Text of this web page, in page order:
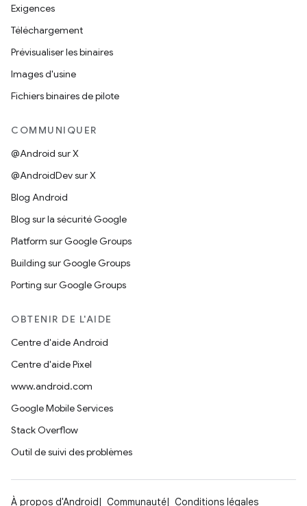
Exigences
Téléchargement
Prévisualiser les binaires
Images d'usine
Fichiers binaires de pilote
COMMUNIQUER
@Android sur X
@AndroidDev sur X
Blog Android
Blog sur la sécurité Google
Platform sur Google Groups
Building sur Google Groups
Porting sur Google Groups
OBTENIR DE L'AIDE
Centre d'aide Android
Centre d'aide Pixel
www.android.com
Google Mobile Services
Stack Overflow
Outil de suivi des problèmes
À propos d'Android Communauté Conditions légales